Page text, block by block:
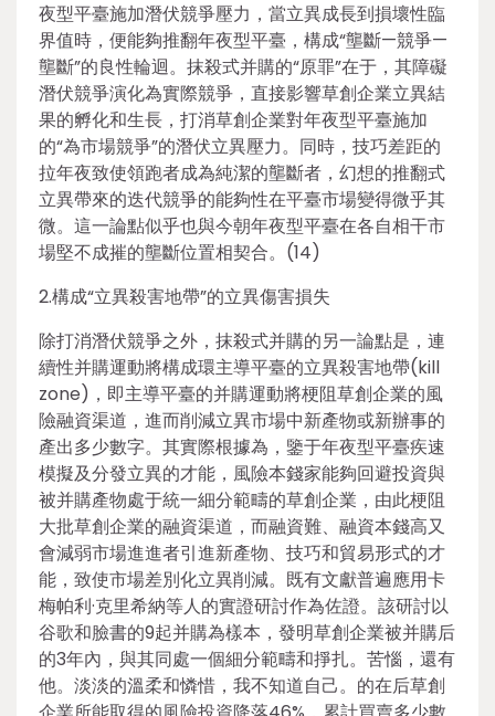
夜型平臺施加潛伏競爭壓力，當立異成長到損壞性臨
界值時，便能夠推翻年夜型平臺，構成“壟斷—競爭—
壟斷”的良性輪迴。抹殺式并購的“原罪”在于，其障礙
潛伏競爭演化為實際競爭，直接影響草創企業立異結
果的孵化和生長，打消草創企業對年夜型平臺施加
的“為市場競爭”的潛伏立異壓力。同時，技巧差距的
拉年夜致使領跑者成為純潔的壟斷者，幻想的推翻式
立異帶來的迭代競爭的能夠性在平臺市場變得微乎其
微。這一論點似乎也與今朝年夜型平臺在各自相干市
場堅不成摧的壟斷位置相契合。(14)
2.構成“立異殺害地帶”的立異傷害損失
除打消潛伏競爭之外，抹殺式并購的另一論點是，連
續性并購運動將構成環主導平臺的立異殺害地帶(kill
zone)，即主導平臺的并購運動將梗阻草創企業的風
險融資渠道，進而削減立異市場中新產物或新辦事的
產出多少數字。其實際根據為，鑒于年夜型平臺疾速
模擬及分發立異的才能，風險本錢家能夠回避投資與
被并購產物處于統一細分範疇的草創企業，由此梗阻
大批草創企業的融資渠道，而融資難、融資本錢高又
會減弱市場進進者引進新產物、技巧和貿易形式的才
能，致使市場差別化立異削減。既有文獻普遍應用卡
梅帕利·克里希納等人的實證研討作為佐證。該研討以
谷歌和臉書的9起并購為樣本，發明草創企業被并購后
的3年內，與其同處一個細分範疇和掙扎。苦惱，還有
他。淡淡的溫柔和憐惜，我不知道自己。的在后草創